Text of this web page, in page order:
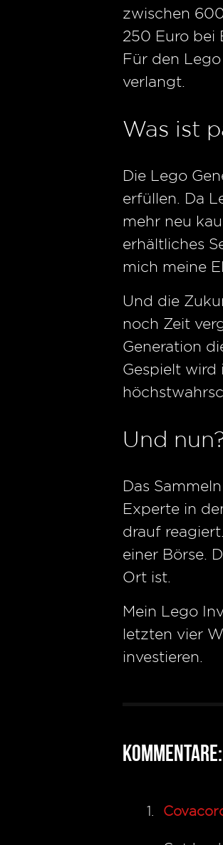
zwischen
250 Euro bei
Für den
verlangt.
Was ist
Die Lego
erfüllen. Da
mehr neu
erhältliches
mich meine
Und die
noch Zeit
Generation
Gespielt
Und
Das
Experte in
drauf
einer Börse.
Ort ist.
Mein Lego
letzten vier
investieren.
Kommentare: